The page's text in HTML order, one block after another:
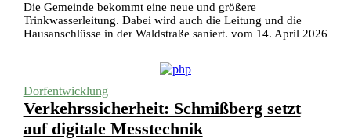
Die Gemeinde bekommt eine neue und größere
Trinkwasserleitung. Dabei wird auch die Leitung und die
Hausanschlüsse in der Waldstraße saniert. vom 14. April 2026
Dorfentwicklung
Verkehrssicherheit: Schmißberg setzt
auf digitale Messtechnik